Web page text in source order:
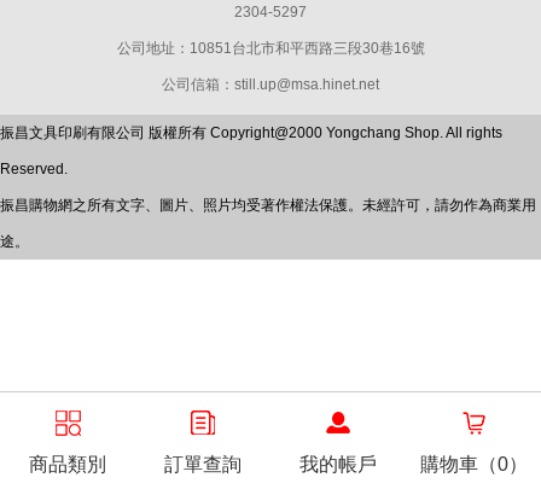
商品類別 訂單查詢 我的帳戶 購物車（0）
2304-5297
公司地址：10851台北市和平西路三段30巷16號
公司信箱：still.up@msa.hinet.net
振昌文具印刷有限公司 版權所有 Copyright@2000 Yongchang Shop. All rights
Reserved.
振昌購物網之所有文字、圖片、照片均受著作權法保護。未經許可，請勿作為商業用
途。